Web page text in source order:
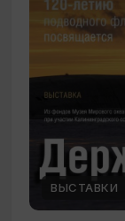
ВЫСТАВКИ